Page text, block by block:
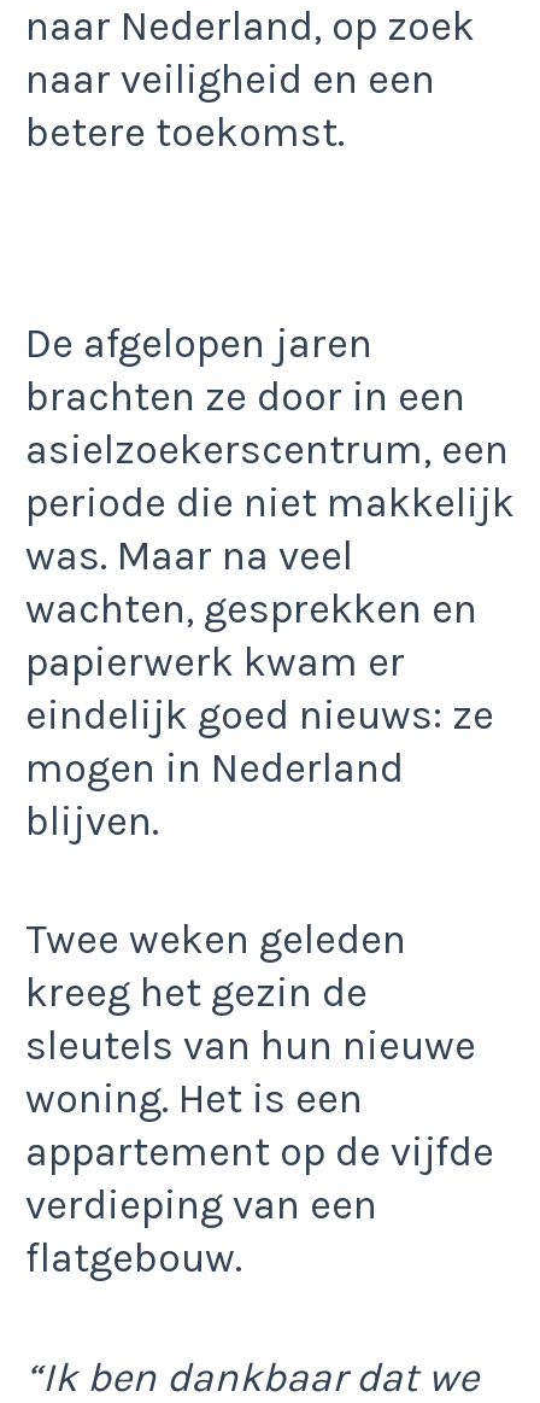
naar Nederland, op zoek
naar veiligheid en een
betere toekomst.
De afgelopen jaren
brachten ze door in een
asielzoekerscentrum, een
periode die niet makkelijk
was. Maar na veel
wachten, gesprekken en
papierwerk kwam er
eindelijk goed nieuws: ze
mogen in Nederland
blijven.
Twee weken geleden
kreeg het gezin de
sleutels van hun nieuwe
woning. Het is een
appartement op de vijfde
verdieping van een
flatgebouw.
“Ik ben dankbaar dat we